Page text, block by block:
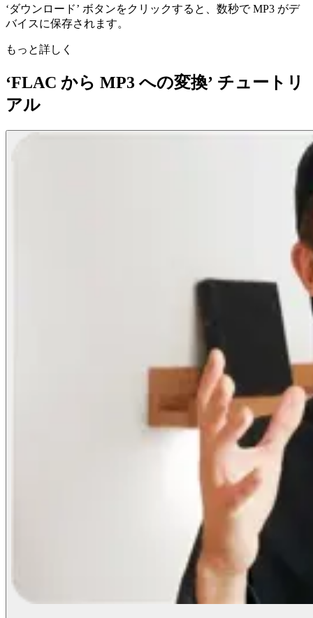
‘ダウンロード’ ボタンをクリックすると、数秒で MP3 がデ
バイスに保存されます。
もっと詳しく
‘FLAC から MP3 への変換’ チュートリ
アル